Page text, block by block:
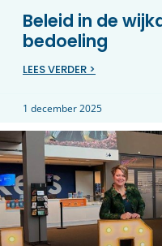
Beleid in de
bedoeling
LEES VERDER >
1 december 2025